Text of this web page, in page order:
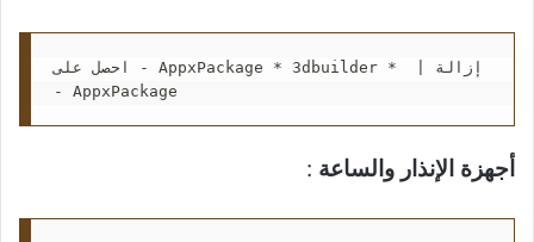
احصل على - AppxPackage * 3dbuilder *  | إزالة
- AppxPackage
أجهزة الإنذار والساعة :